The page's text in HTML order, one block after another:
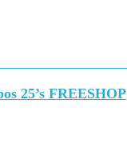
25’s FREESHOP